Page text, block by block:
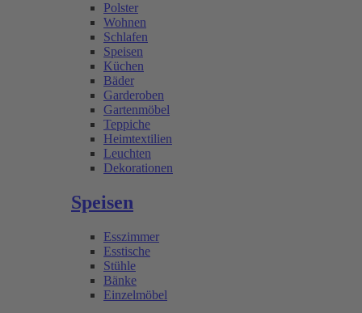
Polster
Wohnen
Schlafen
Speisen
Küchen
Bäder
Garderoben
Gartenmöbel
Teppiche
Heimtextilien
Leuchten
Dekorationen
Speisen
Esszimmer
Esstische
Stühle
Bänke
Einzelmöbel